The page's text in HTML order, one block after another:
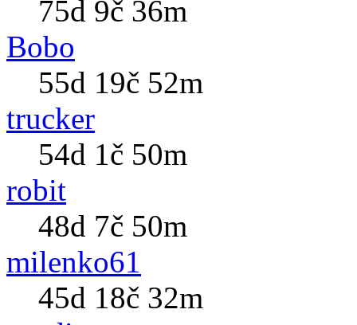
75d 9č 36m
Bobo
55d 19č 52m
trucker
54d 1č 50m
robit
48d 7č 50m
milenko61
45d 18č 32m